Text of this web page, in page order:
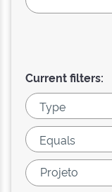
Current filters: